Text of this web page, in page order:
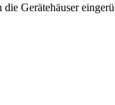
Gerätehäuser